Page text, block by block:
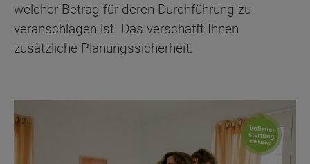
welcher Betrag für deren Durchführung zu
veranschlagen ist. Das verschafft Ihnen
zusätzliche Planungssicherheit.